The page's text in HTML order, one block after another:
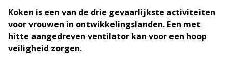
Koken is een van de drie gevaarlijkste activiteiten
voor vrouwen in ontwikkelingslanden. Een met
hitte aangedreven ventilator kan voor een hoop
veiligheid zorgen.